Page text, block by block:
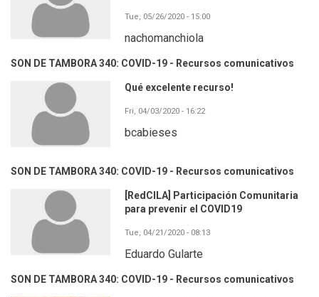
Tue, 05/26/2020 - 15:00
nachomanchiola
SON DE TAMBORA 340: COVID-19 - Recursos comunicativos
Qué excelente recurso!
Fri, 04/03/2020 - 16:22
bcabieses
SON DE TAMBORA 340: COVID-19 - Recursos comunicativos
[RedCILA] Participación Comunitaria
para prevenir el COVID19
Tue, 04/21/2020 - 08:13
Eduardo Gularte
SON DE TAMBORA 340: COVID-19 - Recursos comunicativos